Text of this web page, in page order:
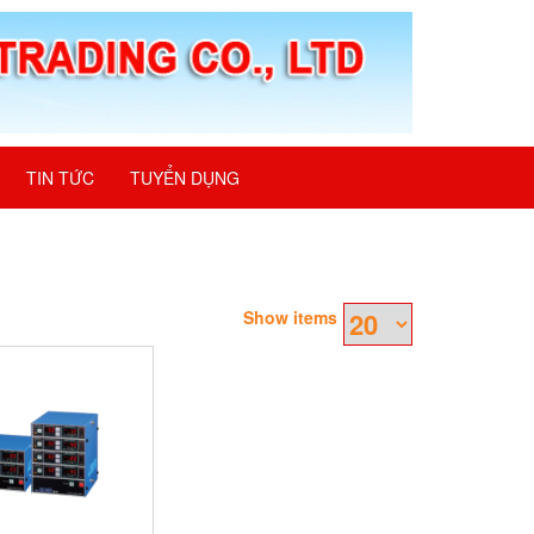
TIN TỨC TUYỂN DỤNG
Show items